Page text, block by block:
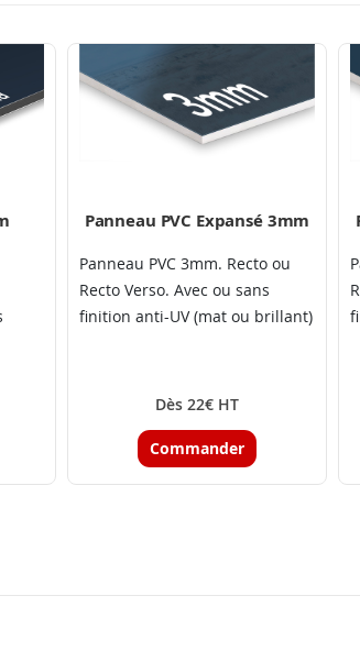
Panneau PVC Expansé 3mm
Panneau PVC 3mm. Recto ou
Recto Verso. Avec ou sans
finition anti-UV (mat ou brillant)
Dès 22€ HT
Commander